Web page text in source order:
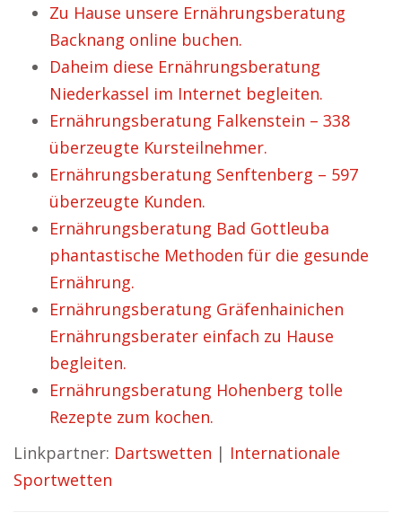
Zu Hause unsere Ernährungsberatung
Backnang online buchen.
Daheim diese Ernährungsberatung
Niederkassel im Internet begleiten.
Ernährungsberatung Falkenstein – 338
überzeugte Kursteilnehmer.
Ernährungsberatung Senftenberg – 597
überzeugte Kunden.
Ernährungsberatung Bad Gottleuba
phantastische Methoden für die gesunde
Ernährung.
Ernährungsberatung Gräfenhainichen
Ernährungsberater einfach zu Hause
begleiten.
Ernährungsberatung Hohenberg tolle
Rezepte zum kochen.
Linkpartner: Dartswetten | Internationale
Sportwetten